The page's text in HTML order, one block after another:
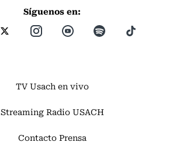
Síguenos en:
TV Usach en vivo
Streaming Radio USACH
Contacto Prensa